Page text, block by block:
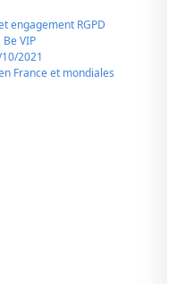
engagement RGPD
VIP
2021
France et mondiales